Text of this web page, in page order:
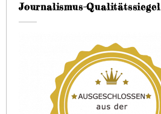
Journalismus-Qualitätssiegel